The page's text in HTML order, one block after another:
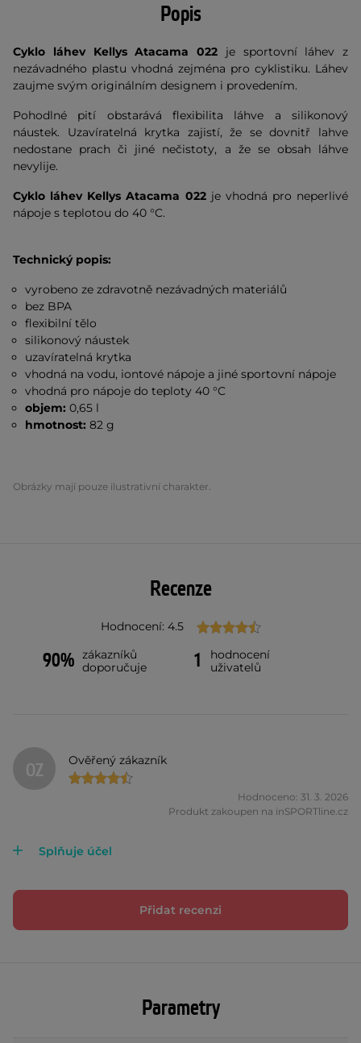
Popis
Cyklo láhev Kellys Atacama 022 je sportovní láhev z
nezávadného plastu vhodná zejména pro cyklistiku. Láhev
zaujme svým originálním designem i provedením.
Pohodlné pití obstarává flexibilita láhve a silikonový
náustek. Uzavíratelná krytka zajistí, že se dovnitř lahve
nedostane prach či jiné nečistoty, a že se obsah láhve
nevylije.
Cyklo láhev Kellys Atacama 022 je vhodná pro neperlivé
nápoje s teplotou do 40 °C.
Technický popis:
vyrobeno ze zdravotně nezávadných materiálů
bez BPA
flexibilní tělo
silikonový náustek
uzavíratelná krytka
vhodná na vodu, iontové nápoje a jiné sportovní nápoje
vhodná pro nápoje do teploty 40 °C
objem:0,65 l
hmotnost:82 g
Obrázky mají pouze ilustrativní charakter.
Recenze
Hodnocení: 4.5
90% zákazníků
doporučuje
1
hodnocení
uživatelů
OZ Ověřený zákazník
Hodnoceno: 31. 3. 2026
Produkt zakoupen na inSPORTline.cz
Splňuje účel
Přidat recenzi
Parametry